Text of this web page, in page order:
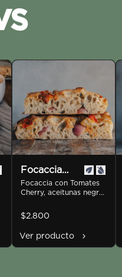
Focaccia
Oliva Cherry
[disponible
desde las
Focaccia con Tomates
Cherry, aceitunas negras
morada, orégano y
aceite de oliva. Viene en
$2.800
Ver producto